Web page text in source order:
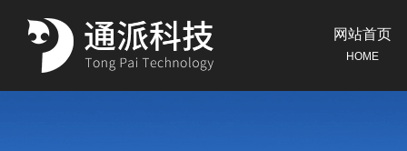
网站首页
HOME